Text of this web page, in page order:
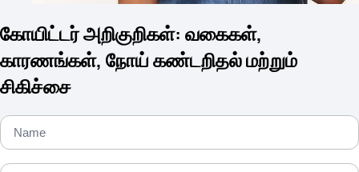
கோயிட்டர் அறிகுறிகள்: வகைகள்,
காரணங்கள், நோய் கண்டறிதல் மற்றும்
சிகிச்சை